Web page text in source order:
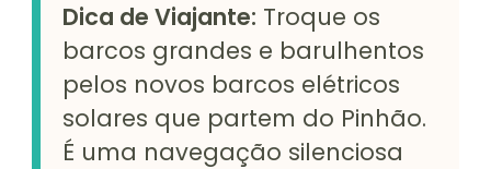
Dica de Viajante: Troque os
barcos grandes e barulhentos
pelos novos barcos elétricos
solares que partem do Pinhão.
É uma navegação silenciosa